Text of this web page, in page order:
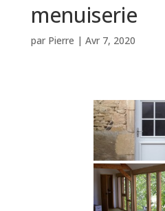
menuiserie
par Pierre | Avr 7, 2020